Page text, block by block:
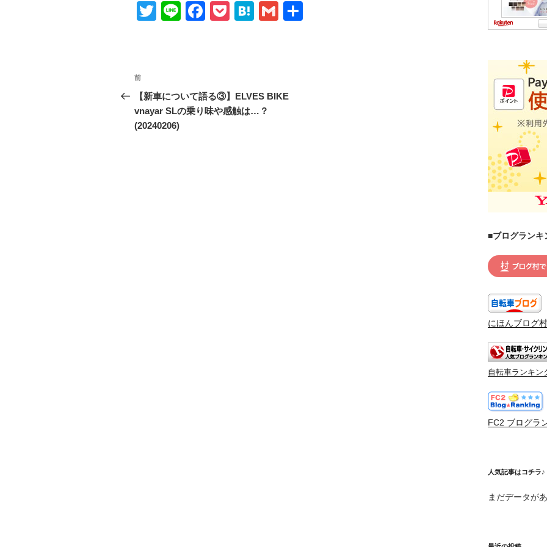
T
Li
F
b
o
P
H
a
G
投
稿
ナ
前
の
投
稿
前
【新車について語る③】ELVES BIKE
vnayar SLの乗り味や感触は…？
(20240206)
■ブログランキ
にほんブログ村
自転車ランキン
FC2 ブログラ
人気記事はコチラ♪
まだデータが